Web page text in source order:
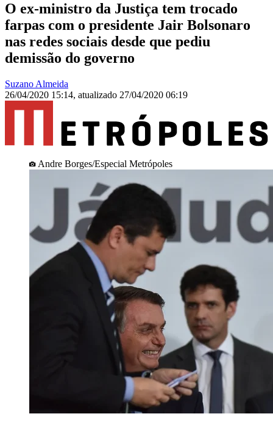
O ex-ministro da Justiça tem trocado
farpas com o presidente Jair Bolsonaro
nas redes sociais desde que pediu
demissão do governo
Suzano Almeida
26/04/2020 15:14, atualizado 27/04/2020 06:19
Andre Borges/Especial Metrópoles